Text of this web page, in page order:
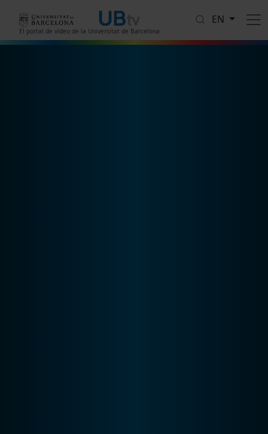
El portal de vídeo de la Universitat de Barcelona
EN